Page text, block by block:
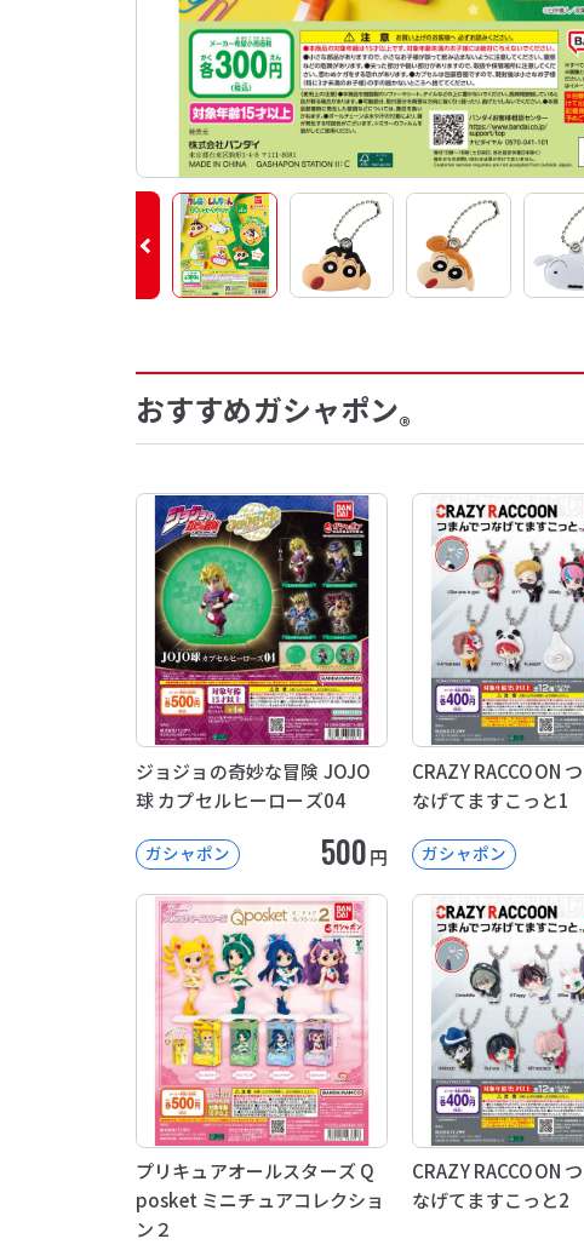
おすすめガシャポン®
ジョジョの奇妙な冒険 JOJO
球 カプセルヒーローズ04
ガシャポン 500円
CRAZY RACCOON
なげてますこっと1
ガシャポン
プリキュアオールスターズ Q
posket ミニチュアコレクショ
ン２
CRAZY RACCOON
なげてますこっと2